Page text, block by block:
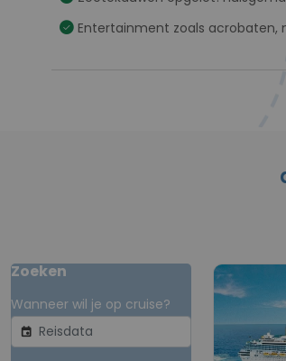
check_circle Entertainment zoals
Zoeken
Wanneer wil je op cruise?
event